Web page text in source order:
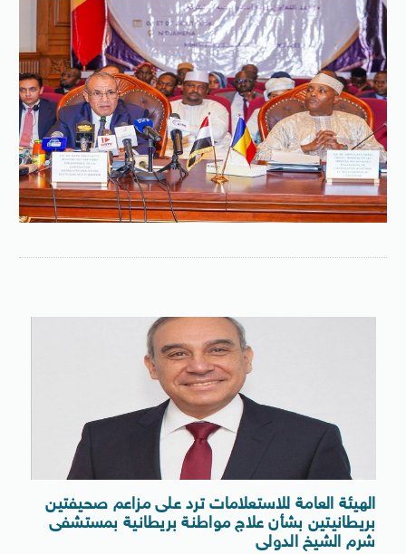
الهيئة العامة للاستعلامات ترد على مزاعم صحيفتين
بريطانيتين بشأن علاج مواطنة بريطانية بمستشفى
شرم الشيخ الدولى